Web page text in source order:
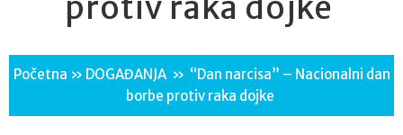
protiv raka dojke
Početna » DOGAĐANJA » “Dan narcisa” – Nacionalni dan
borbe protiv raka dojke